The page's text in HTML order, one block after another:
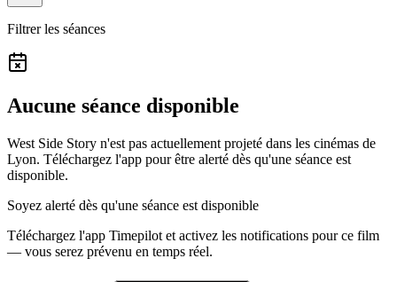
Filtrer les séances
Aucune séance disponible
West Side Story n'est pas actuellement projeté dans les cinémas de
Lyon. Téléchargez l'app pour être alerté dès qu'une séance est
disponible.
Soyez alerté dès qu'une séance est disponible
Téléchargez l'app Timepilot et activez les notifications pour ce film
— vous serez prévenu en temps réel.